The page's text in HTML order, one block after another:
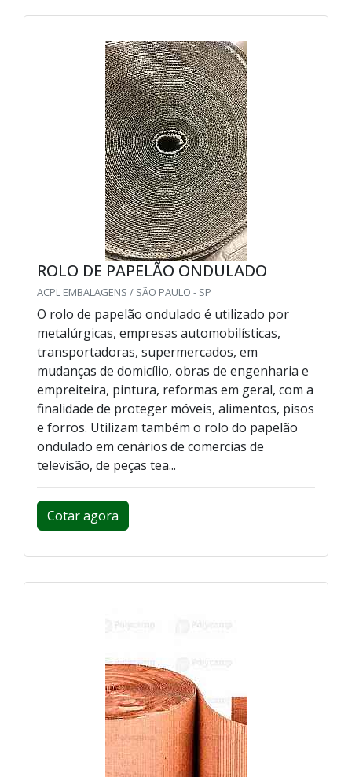
ROLO DE PAPELÃO ONDULADO
ACPL EMBALAGENS / SÃO PAULO - SP
O rolo de papelão ondulado é utilizado por
metalúrgicas, empresas automobilísticas,
transportadoras, supermercados, em
mudanças de domicílio, obras de engenharia e
empreiteira, pintura, reformas em geral, com a
finalidade de proteger móveis, alimentos, pisos
e forros. Utilizam também o rolo do papelão
ondulado em cenários de comercias de
televisão, de peças tea...
Cotar agora